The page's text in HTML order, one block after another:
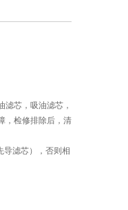
芯，吸油滤芯，
，检修排除后，清
滤芯），否则相
应变质产生絮状